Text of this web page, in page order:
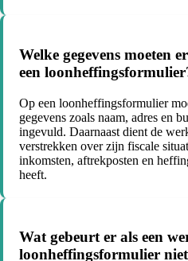
Welke gegevens moeten
een
Op een loonheffingsformulier
gegevens zoals naam, adres en
ingevuld. Daarnaast dient de
verstrekken over zijn fiscale
inkomsten, aftrekposten en
heeft.
Wat gebeurt er als een
loonheffingsformulier